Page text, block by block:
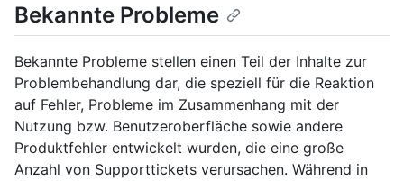
Bekannte Probleme
Bekannte Probleme stellen einen Teil der Inhalte zur
Problembehandlung dar, die speziell für die Reaktion
auf Fehler, Probleme im Zusammenhang mit der
Nutzung bzw. Benutzeroberfläche sowie andere
Produktfehler entwickelt wurden, die eine große
Anzahl von Supporttickets verursachen. Während in